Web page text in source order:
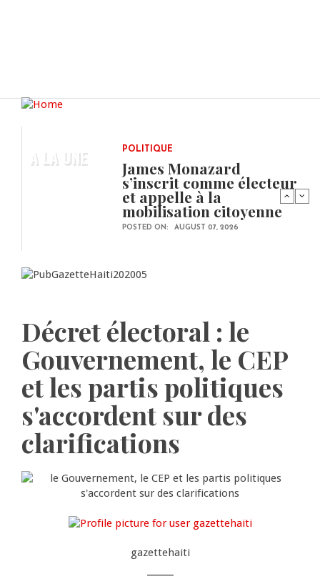
A LA UNE POLITIQUE
James Monazard
s’inscrit comme électeur
et appelle à la
mobilisation citoyenne
POSTED ON: AUGUST 07, 2026
Décret électoral : le
Gouvernement, le CEP
et les partis politiques
s'accordent sur des
clarifications
gazettehaiti